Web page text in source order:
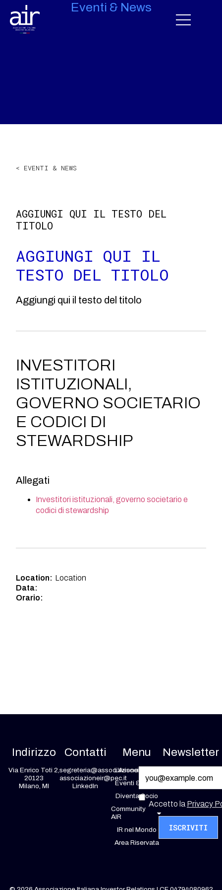
Eventi & News
< EVENTI & NEWS
AGGIUNGI QUI IL TESTO DEL
TITOLO
AGGIUNGI QUI IL
TESTO DEL TITOLO
Aggiungi qui il testo del titolo
INVESTITORI
ISTITUZIONALI,
GOVERNO SOCIETARIO
E CODICI DI
STEWARDSHIP
Allegati
Investitori istituzionali, governo societario e
codici di stewardship
Location: Location
Data:
Orario:
Indirizzo
Via Enrico Toti 2,
20123
Milano, MI
Contatti
segreteria@associazioneir.it
associazioneir@pec.it
LinkedIn
Menu
L’Associazione
Eventi & News
Diventa Socio
Community
AIR
IR nel Mondo
Area Riservata
Newsletter
Accetto la Privacy